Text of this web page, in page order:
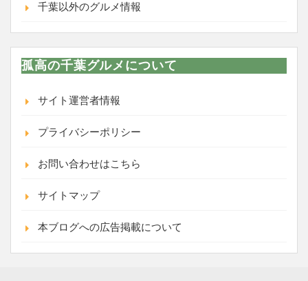
千葉以外のグルメ情報
孤高の千葉グルメについて
サイト運営者情報
プライバシーポリシー
お問い合わせはこちら
サイトマップ
本ブログへの広告掲載について